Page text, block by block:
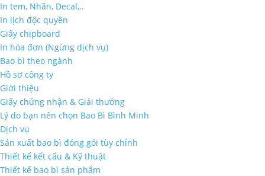
In tem, Nhãn, Decal,..
In lịch độc quyền
Giấy chipboard
In hóa đơn (Ngừng dịch vụ)
Bao bì theo ngành
Hồ sơ công ty
Giới thiệu
Giấy chứng nhận & Giải thưởng
Lý do bạn nên chọn Bao Bì Bình Minh
Dịch vụ
Sản xuất bao bì đóng gói tùy chỉnh
Thiết kế kết cấu & Kỹ thuật
Thiết kế bao bì sản phẩm